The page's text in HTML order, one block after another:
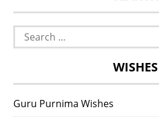
Search
for:
WISHES
Guru Purnima Wishes